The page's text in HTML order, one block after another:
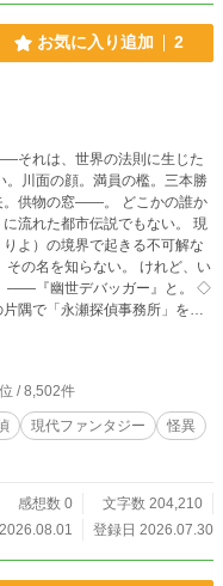
お気に入り追加 2
それは、世界の法則に生じた
。供物の窓――。 どこかの誰か
流れた都市伝説でもない。 現
よ）の境界で起きる不可解な
その名を知らない。 けれど、い
隅で「永瀬探偵事務所」を構
うだつの上がらない探偵業の
のは、現世を脅かす不条理な
、命がけで世界の異常を修正
の先輩・諏訪響を怪異に奪わ
と自責の念に苛まれながら、
い続けていた。 そんな彼
世間知らずで破天荒な21歳の
は、怪異の不気味なノイズすら
る絶対の波動が秘められてい
位 / 8,502件
現代ファンタジー
怪異
感想数 0
文字数 204,210
登録日 2026.07.30